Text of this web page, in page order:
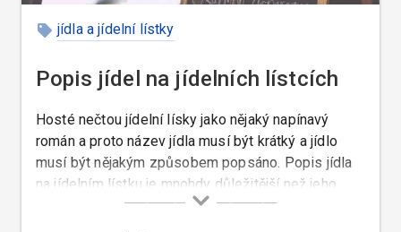
jídla a jídelní lístky
Popis jídel na jídelních lístcích
Hosté nečtou jídelní lísky jako nějaký napínavý
román a proto název jídla musí být krátký a jídlo
musí být nějakým způsobem popsáno. Popis jídla
na jídelním lístku je mnohdy důležitější než jeho
název. Popis jídel úzce souvisí s jejich názvy nebo